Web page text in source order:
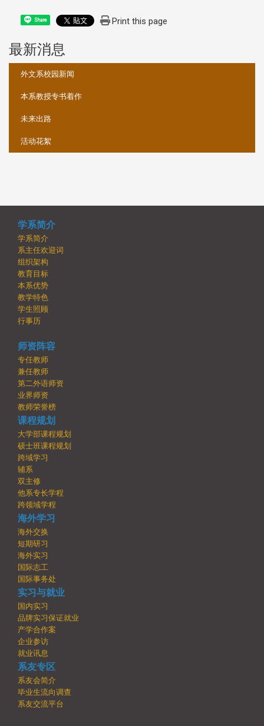
Share Print this page
最新消息
外文系校园新闻
本系教授专书着作
未来出路
活动花絮
学系简介
学系简介
系主任欢迎词
组织架构
教育目标
本系优势
教学特色
学生照顾
行事历
师资阵容
专任教师
兼任教师
第二外语师资
业界师资
教师荣誉榜
课程规划
大学部课程规划
硕士班课程规划
跨域学习
辅系
双主修
他系专长学程
跨领域学程
海外学习
海外交换
短期研习
海外实习
国际志工
国际事务处
实习与就业
国内实习
品牌实习保证就业
产学合作案
企业参访
就业讯息
系友专区
系友会简介
毕业生流向调查
系友交流平台